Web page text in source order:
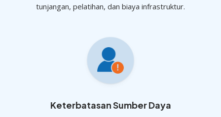
tunjangan, pelatihan, dan biaya infrastruktur.
Keterbatasan Sumber Daya